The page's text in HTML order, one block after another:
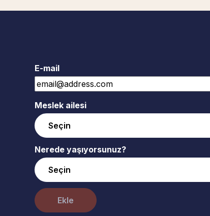
E-mail
Meslek ailesi
Nerede yaşıyorsunuz?
Ekle